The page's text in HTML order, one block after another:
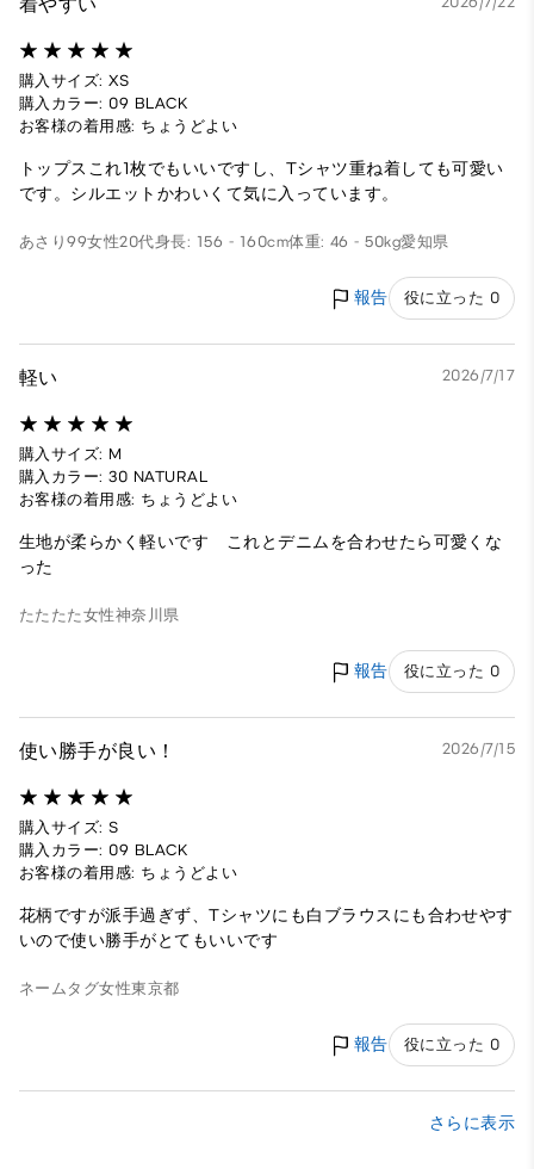
購入サイズ: XS
購入カラー: 09 BLACK
お客様の着用感: ちょうどよい
トップスこれ1枚でもいいですし、Tシャツ重ね着しても可愛い
です。シルエットかわいくて気に入っています。
あさり99女性20代身長: 156 - 160cm体重: 46 - 50kg愛知県
報告 役に立った 0
軽い 2026/7/17
購入サイズ: M
購入カラー: 30 NATURAL
お客様の着用感: ちょうどよい
生地が柔らかく軽いです これとデニムを合わせたら可愛くな
った
たたたた女性神奈川県
報告 役に立った 0
使い勝手が良い！ 2026/7/15
購入サイズ: S
購入カラー: 09 BLACK
お客様の着用感: ちょうどよい
花柄ですが派手過ぎず、Tシャツにも白ブラウスにも合わせやす
いので使い勝手がとてもいいです
ネームタグ女性東京都
報告 役に立った 0
さらに表示